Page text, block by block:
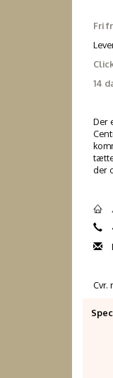
Fri
14
Der
der
Cvr.